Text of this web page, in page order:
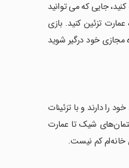
جایی که می توانید
تزئین کنید. بازی
مجازی خود درگیر شوید
را دارند و با تزئینات
شیک تا عمارت
خانه‌ام کم نیست.